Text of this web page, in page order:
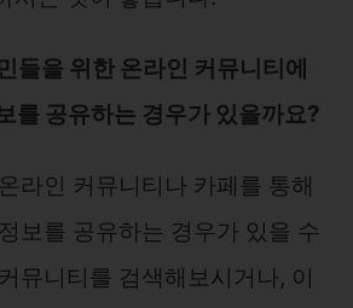
들을 위한 온라인 커뮤니티에
를 공유하는 경우가 있을까요?
라인 커뮤니티나 카페를 통해
보를 공유하는 경우가 있을 수
뮤니티를 검색해보시거나, 이